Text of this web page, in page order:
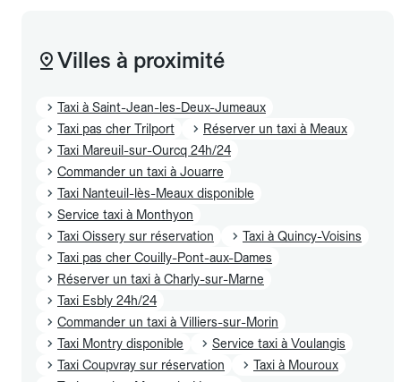
Villes à proximité
Taxi à Saint-Jean-les-Deux-Jumeaux
Taxi pas cher Trilport
Réserver un taxi à Meaux
Taxi Mareuil-sur-Ourcq 24h/24
Commander un taxi à Jouarre
Taxi Nanteuil-lès-Meaux disponible
Service taxi à Monthyon
Taxi Oissery sur réservation
Taxi à Quincy-Voisins
Taxi pas cher Couilly-Pont-aux-Dames
Réserver un taxi à Charly-sur-Marne
Taxi Esbly 24h/24
Commander un taxi à Villiers-sur-Morin
Taxi Montry disponible
Service taxi à Voulangis
Taxi Coupvray sur réservation
Taxi à Mouroux